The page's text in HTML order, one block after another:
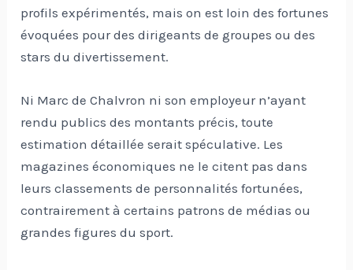
profils expérimentés, mais on est loin des fortunes
évoquées pour des dirigeants de groupes ou des
stars du divertissement.
Ni Marc de Chalvron ni son employeur n’ayant
rendu publics des montants précis, toute
estimation détaillée serait spéculative. Les
magazines économiques ne le citent pas dans
leurs classements de personnalités fortunées,
contrairement à certains patrons de médias ou
grandes figures du sport.